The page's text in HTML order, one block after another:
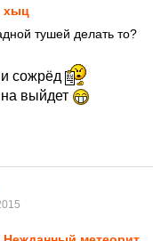
хыц
тушей делать то?
сожрёд
выйдет